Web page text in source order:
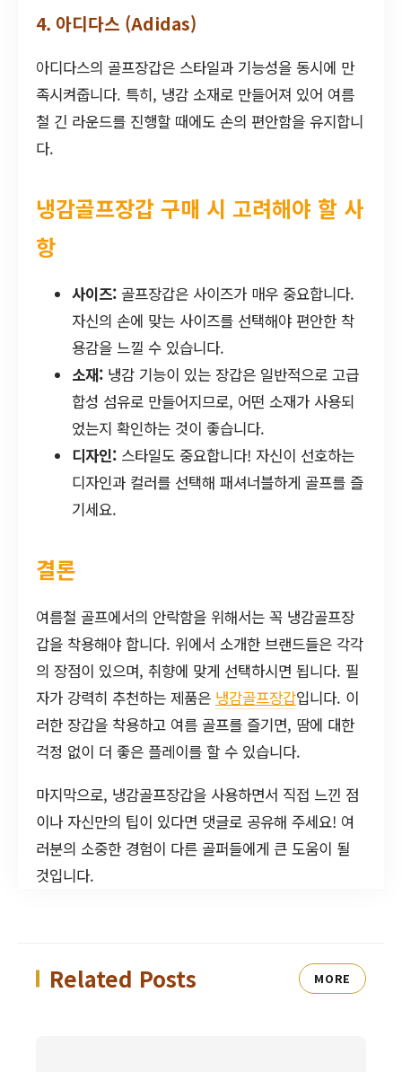
4. 아디다스 (Adidas)
아디다스의 골프장갑은 스타일과 기능성을 동시에 만
족시켜줍니다. 특히, 냉감 소재로 만들어져 있어 여름
철 긴 라운드를 진행할 때에도 손의 편안함을 유지합니
다.
냉감골프장갑 구매 시 고려해야 할 사
항
사이즈: 골프장갑은 사이즈가 매우 중요합니다.
자신의 손에 맞는 사이즈를 선택해야 편안한 착
용감을 느낄 수 있습니다.
소재: 냉감 기능이 있는 장갑은 일반적으로 고급
합성 섬유로 만들어지므로, 어떤 소재가 사용되
었는지 확인하는 것이 좋습니다.
디자인: 스타일도 중요합니다! 자신이 선호하는
디자인과 컬러를 선택해 패셔너블하게 골프를 즐
기세요.
결론
여름철 골프에서의 안락함을 위해서는 꼭 냉감골프장
갑을 착용해야 합니다. 위에서 소개한 브랜드들은 각각
의 장점이 있으며, 취향에 맞게 선택하시면 됩니다. 필
자가 강력히 추천하는 제품은 냉감골프장갑입니다. 이
러한 장갑을 착용하고 여름 골프를 즐기면, 땀에 대한
걱정 없이 더 좋은 플레이를 할 수 있습니다.
마지막으로, 냉감골프장갑을 사용하면서 직접 느낀 점
이나 자신만의 팁이 있다면 댓글로 공유해 주세요! 여
러분의 소중한 경험이 다른 골퍼들에게 큰 도움이 될
것입니다.
Related Posts MORE